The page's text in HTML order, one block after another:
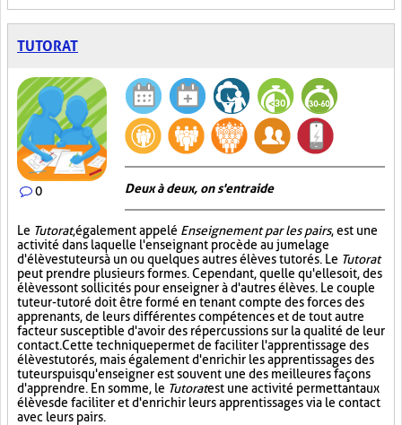
TUTORAT
0 Deux à deux, on s'entraide
Le Tutorat, également appelé Enseignement par les pairs, est une
activité dans laquelle l'enseignant procède au jumelage
d'élèves tuteurs à un ou quelques autres élèves tutorés. Le Tutorat
peut prendre plusieurs formes. Cependant, quelle qu'elle soit, des
élèves sont sollicités pour enseigner à d'autres élèves. Le couple
tuteur-tutoré doit être formé en tenant compte des forces des
apprenants, de leurs différentes compétences et de tout autre
facteur susceptible d'avoir des répercussions sur la qualité de leur
contact. Cette technique permet de faciliter l'apprentissage des
élèves tutorés, mais également d'enrichir les apprentissages des
tuteurs puisqu'enseigner est souvent une des meilleures façons
d'apprendre. En somme, le Tutoratest une activité permettant aux
élèves de faciliter et d'enrichir leurs apprentissages via le contact
avec leurs pairs.